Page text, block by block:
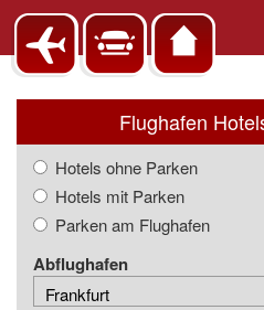
Flughafen
Hotels ohne Parken
Hotels mit Parken
Parken am Flughafen
Abflughafen